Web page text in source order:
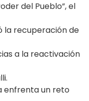
del Pueblo”, el
la recuperación de
a la reactivación
enfrenta un reto